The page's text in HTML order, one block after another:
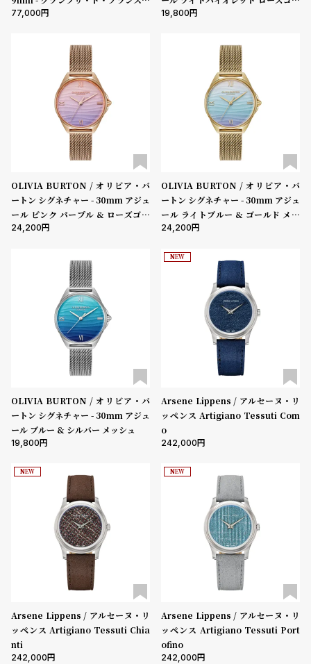
ヒストリック -
77,000
ルド ＆ メロウローズ レザー
19,800
OLIVIA BURTON / オリビア・バ
ートン シグネチャー - 30mm アジュ
ール ピンク パープル & ローズゴー
ルド メッシュ
24,200
OLIVIA BURTON / オリビア・バ
ートン シグネチャー - 30mm アジュ
ール ライトブルー & ゴールド メッ
シュ
24,200
OLIVIA BURTON / オリビア・バ
ートン シグネチャー - 30mm アジュ
ール ブルー & シルバー メッシュ
19,800
NEW
Arsene Lippens / アルセーヌ・リ
ッペンス Artigiano Tessuti Com
o
242,000
NEW
Arsene Lippens / アルセーヌ・リ
ッペンス Artigiano Tessuti Chia
nti
242,000
NEW
Arsene Lippens / アルセーヌ・リ
ッペンス Artigiano Tessuti Port
ofino
242,000